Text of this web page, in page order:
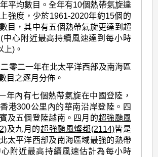
平均數目。全年有10個熱帶氣旋達
強度，少於1961-2020年約15個的
目，其中有五個熱帶氣旋更達到超
中心附近最高持續風速達到每小時
上)。
零二一年在北太平洋西部及南海區
目之逐月分佈。
年內有七個熱帶氣旋在中國登陸，
港300公里內的華南沿岸登陸。四
及五個登陸越南。四月的超強颱風
及九月的超強颱風燦都(2114)皆是
太平洋西部及南海區域最強的熱帶
附近最高持續風速估計為每小時